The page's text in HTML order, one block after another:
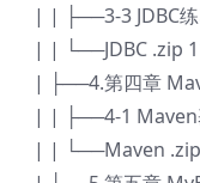
| | ├──3-3 JDBC
| | └──JDBC .zip
| ├──4.第四章
| | ├──4-1 Maven
| | └──Maven